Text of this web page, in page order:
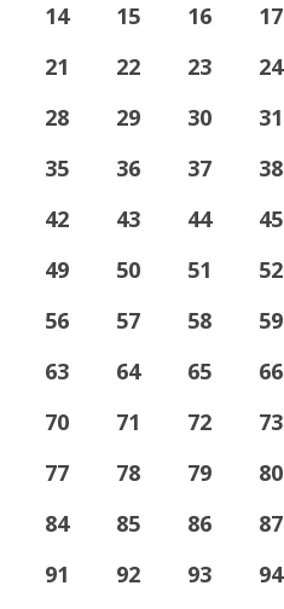
14
15 16 17
21
22 23 24
28
29 30 31
35
36 37 38
42
43 44 45
49
50 51 52
56
57 58 59
63
64 65 66
70
71 72 73
77
78 79 80
84
85 86 87
91
92 93 94